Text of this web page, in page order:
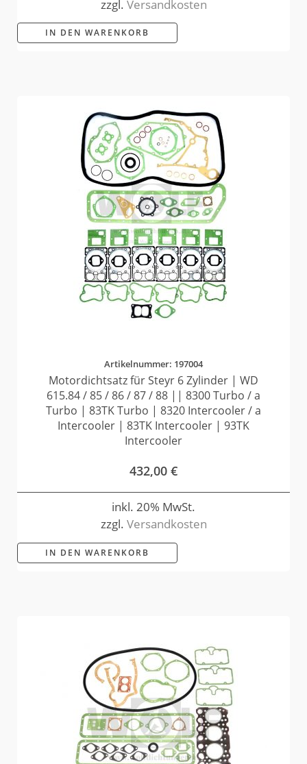
zzgl. Versandkosten
IN DEN WARENKORB
Artikelnummer: 197004
Motordichtsatz für Steyr 6 Zylinder | WD
615.84 / 85 / 86 / 87 / 88 || 8300 Turbo / a
Turbo | 83TK Turbo | 8320 Intercooler / a
Intercooler | 83TK Intercooler | 93TK
Intercooler
432,00 €
inkl. 20% MwSt.
zzgl. Versandkosten
IN DEN WARENKORB